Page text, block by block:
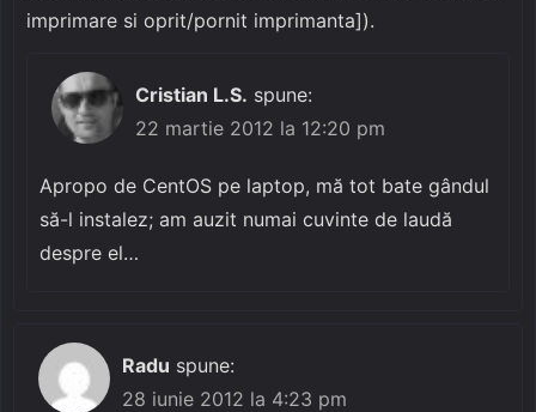
imprimare si oprit/pornit imprimanta]).
Cristian L.S. spune:
22 martie 2012 la 12:20 pm
Apropo de CentOS pe laptop, mă tot bate gândul
să-l instalez; am auzit numai cuvinte de laudă
despre el…
Radu spune:
28 iunie 2012 la 4:23 pm